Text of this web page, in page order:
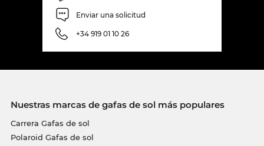
Enviar una solicitud
+34 919 01 10 26
Nuestras marcas de gafas de sol más populares
Carrera Gafas de sol
Polaroid Gafas de sol